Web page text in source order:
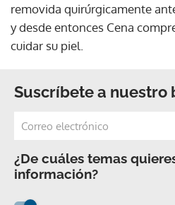
removida quirúrgicamente
y desde entonces Cena
cuidar su piel.
Suscríbete a nuestro
¿De cuáles temas
información?